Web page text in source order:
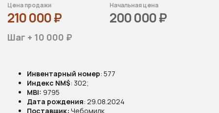
Цена продажи
210 000₽
Начальная цена
200 000₽
Шаг + 10 000 ₽
Инвентарный номер: 577
Индекс NM$: 302;
MBI: 9795
Дата рождения: 29.08.2024
Поставщик: Чебомилк